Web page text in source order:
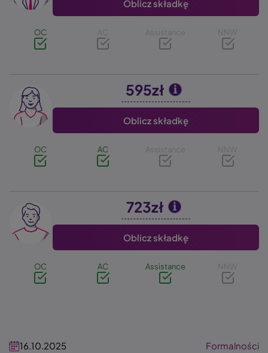
Oblicz składkę
OC AC Assistance NNW
Image 595zł
Oblicz składkę
OC AC Assistance NNW
Image 723zł
Oblicz składkę
OC AC Assistance NNW
16.10.2025 Formalności